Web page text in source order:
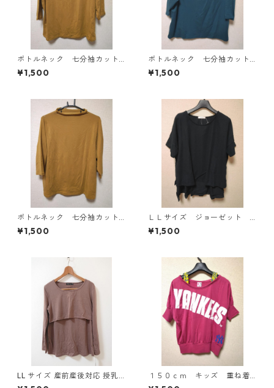
ボトルネック 七分袖カット
ソー ４Ｌ マスタード KA
E-4816
¥1,500
ボトルネック 七分袖カット
ソー ４Ｌ ティールグリー
ン KAE-4815
¥1,500
ボトルネック 七分袖カット
ソー ４Ｌ マスタード KA
E-4817
¥1,500
ＬＬサイズ ジョーゼット
レイヤード風プルオーバー
ブラック KAE-4785
¥1,500
LL サイズ 産前産後対応 授乳
口付き 長袖シャツ マタニティ
１５０ｃｍ キッズ 重ね着
風ドルマントップス マゼン